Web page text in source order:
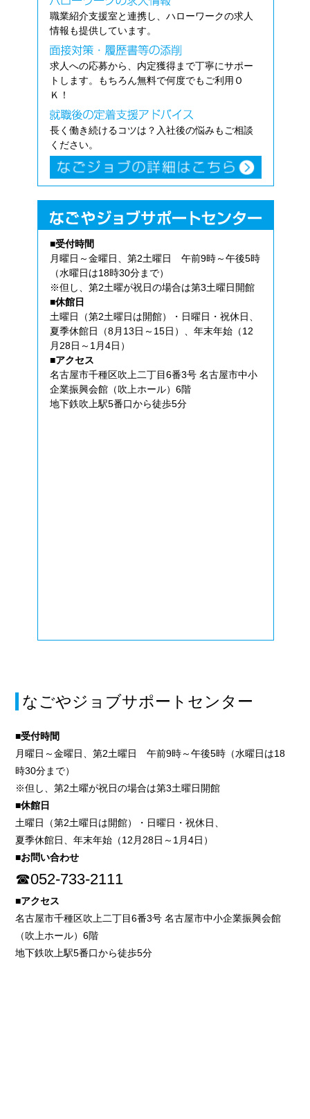
職業紹介支援室と連携し、ハローワークの求人
情報も提供しています。
求人への応募から、内定獲得まで丁寧にサポー
トします。もちろん無料で何度でもご利用Ｏ
Ｋ！
長く働き続けるコツは？入社後の悩みもご相談
ください。
■受付時間
月曜日～金曜日、第2土曜日 午前9時～午後5時
（水曜日は18時30分まで）
※但し、第2土曜が祝日の場合は第3土曜日開館
■休館日
土曜日（第2土曜日は開館）・日曜日・祝休日、
夏季休館日（8月13日～15日）、年末年始（12
月28日～1月4日）
■アクセス
名古屋市千種区吹上二丁目6番3号 名古屋市中小
企業振興会館（吹上ホール）6階
地下鉄吹上駅5番口から徒歩5分
なごやジョブサポートセンター
■受付時間
月曜日～金曜日、第2土曜日 午前9時～午後5時（水曜日は18
時30分まで）
※但し、第2土曜が祝日の場合は第3土曜日開館
■休館日
土曜日（第2土曜日は開館）・日曜日・祝休日、
夏季休館日、年末年始（12月28日～1月4日）
■お問い合わせ
☎052-733-2111
■アクセス
名古屋市千種区吹上二丁目6番3号 名古屋市中小企業振興会館
（吹上ホール）6階
地下鉄吹上駅5番口から徒歩5分